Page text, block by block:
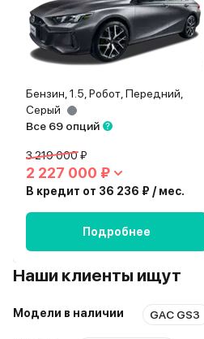
Бензин, 1.5, Робот, Передний,
Серый
Все 69 опций
3 219 000 ₽
2 227 000 ₽
В кредит от 36 236 ₽ / мес.
Подробнее
Наши клиенты ищут
Модели в наличии GAC GS3